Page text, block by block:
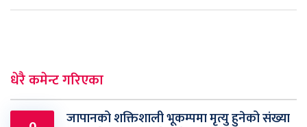
धेरै कमेन्ट गरिएका
जापानको शक्तिशाली भूकम्पमा मृत्यु हुनेको संख्या